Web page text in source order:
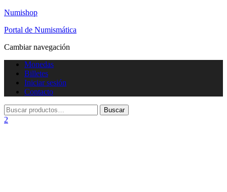
Numishop
Portal de Numismática
Cambiar navegación
Monedas
Billetes
Iniciar sesión
Contacto
2